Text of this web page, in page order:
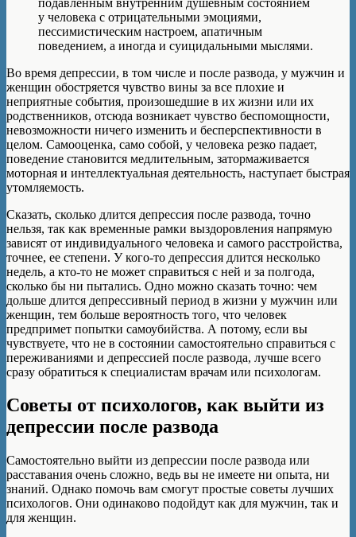
у человека с отрицательными эмоциями,
пессимистическим настроем, апатичным
поведением, а иногда и суицидальными мыслями.
Во время депрессии, в том числе и после развода, у мужчин и
женщин обостряется чувство вины за все плохие и
неприятные события, произошедшие в их жизни или их
родственников, отсюда возникает чувство беспомощности,
невозможности ничего изменить и бесперспективности в
целом. Самооценка, само собой, у человека резко падает,
поведение становится медлительным, затормаживается
моторная и интеллектуальная деятельность, наступает быстрая
утомляемость.
Сказать, сколько длится депрессия после развода, точно
нельзя, так как временные рамки выздоровления напрямую
зависят от индивидуального человека и самого расстройства,
точнее, ее степени. У кого-то депрессия длится несколько
недель, а кто-то не может справиться с ней и за полгода,
сколько бы ни пытались. Одно можно сказать точно: чем
дольше длится депрессивный период в жизни у мужчин или
женщин, тем больше вероятность того, что человек
предпримет попытки самоубийства. А потому, если вы
чувствуете, что не в состоянии самостоятельно справиться с
переживаниями и депрессией после развода, лучше всего
сразу обратиться к специалистам врачам или психологам.
Советы от психологов, как выйти из
депрессии после развода
Самостоятельно выйти из депрессии после развода или
расставания очень сложно, ведь вы не имеете ни опыта, ни
знаний. Однако помочь вам смогут простые советы лучших
психологов. Они одинаково подойдут как для мужчин, так и
для женщин.